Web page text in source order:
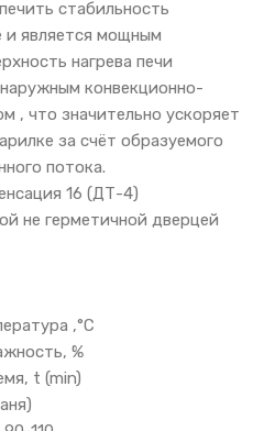
стабильность
и является мощным
нагрева печи
конвекционно-
, что значительно ускоряет
за счёт образуемого
потока.
16 (ДТ-4)
не герметичной дверцей
,°С
%
t (min)